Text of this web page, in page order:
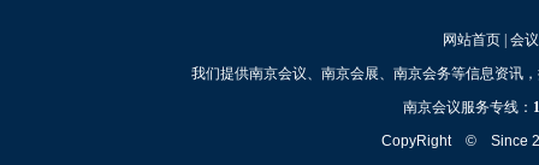
网站首页| 会
我们提供南京会议、南京会展、南京会务等信息资讯
南京会议服务专线：
CopyRight © Since